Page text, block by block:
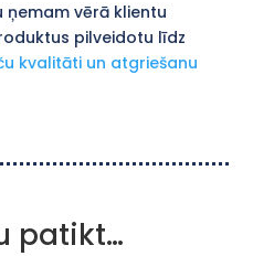
vērā klientu
pilveidotu līdz
kvalitāti un atgriešanu
patikt…